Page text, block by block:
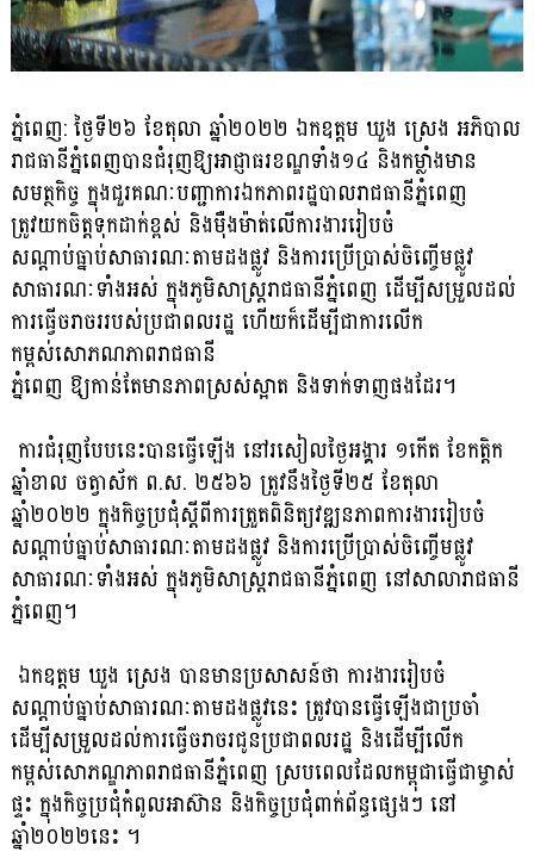
ភ្នំពេញ: ថ្ងៃទី២៦ ខែតុលា ឆ្នាំ២០២២ ឯកឧត្តម ឃួង ស្រេង អភិបាល
រាជធានីភ្នំពេញបានជំរុញឱ្យអាជ្ញាធរខណ្ឌទាំង១៤ និងកម្លាំងមាន
សមត្ថកិច្ច ក្នុងជួរគណៈបញ្ជាការឯកភាពរដ្ឋបាលរាជធានីភ្នំពេញ
ត្រូវយកចិត្តទុកដាក់ខ្ពស់ និងម៉ឺងម៉ាត់លើការងាររៀបចំ
សណ្តាប់ធ្នាប់សាធារណៈតាមដងផ្លូវ និងការប្រើប្រាស់ចិញ្ចើមផ្លូវ
សាធារណៈទាំងអស់ ក្នុងភូមិសាស្រ្តរាជធានីភ្នំពេញ ដើម្បីសម្រួលដល់
ការធ្វើចរាចររបស់ប្រជាពលរដ្ឋ ហើយក៏ដើម្បីជាការលើក
កម្ពស់សោភណភាពរាជធានី
ភ្នំពេញ ឱ្យកាន់តែមានភាពស្រស់ស្អាត និងទាក់ទាញផងដែរ។
ការជំរុញបែបនេះបានធ្វើឡើង នៅរសៀលថ្ងៃអង្គារ ១កើត ខែកត្តិក
ឆ្នាំខាល ចត្វាស័ក ព.ស. ២៥៦៦ ត្រូវនឹងថ្ងៃទី២៥ ខែតុលា
ឆ្នាំ២០២២ ក្នុងកិច្ចប្រជុំស្តីពីការត្រួតពិនិត្យវឌ្ឍនភាពការងាររៀបចំ
សណ្តាប់ធ្នាប់សាធារណៈតាមដងផ្លូវ និងការប្រើប្រាស់ចិញ្ចើមផ្លូវ
សាធារណៈទាំងអស់ ក្នុងភូមិសាស្រ្តរាជធានីភ្នំពេញ នៅសាលារាជធានី
ភ្នំពេញ។
ឯកឧត្តម ឃួង ស្រេង បានមានប្រសាសន៍ថា ការងាររៀបចំ
សណ្តាប់ធ្នាប់សាធារណៈតាមដងផ្លូវនេះ ត្រូវបានធ្វើឡើងជាប្រចាំ
ដើម្បីសម្រួលដល់ការធ្វើចរាចរជូនប្រជាពលរដ្ឋ និងដើម្បីលើក
កម្ពស់សោភណ្ឌភាពរាជធានីភ្នំពេញ ស្របពេលដែលកម្ពុជាធ្វើជាម្ចាស់
ផ្ទះ ក្នុងកិច្ចប្រជុំកំពូលអាស៊ាន និងកិច្ចប្រជុំពាក់ព័ន្ធផ្សេងៗ នៅ
ឆ្នាំ២០២២នេះ ។